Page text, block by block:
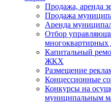
Продажа, аренда
Продажа
Аренда
Отбор
многоквартирных
Капитальный
ЖКХ
Размещение
Концессионные
Конкурсы на
муниципальным